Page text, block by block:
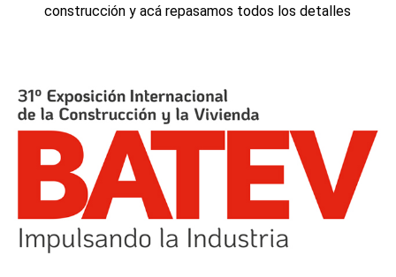
construcción y acá repasamos todos los detalles